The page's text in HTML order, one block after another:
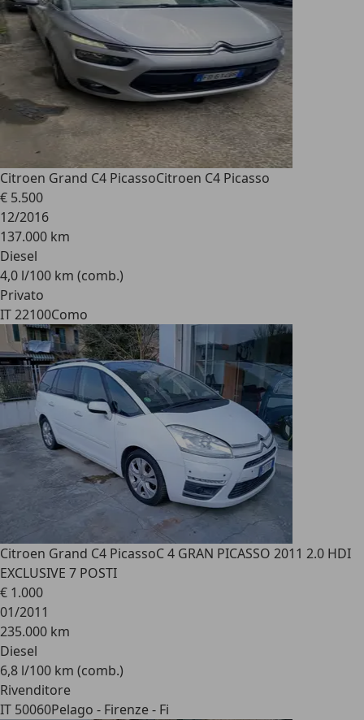
Citroen Grand C4 PicassoCitroen C4 Picasso
€ 5.500
12/2016
137.000 km
Diesel
4,0 l/100 km (comb.)
Privato
IT 22100Como
Citroen Grand C4 PicassoC 4 GRAN PICASSO 2011 2.0 HDI
EXCLUSIVE 7 POSTI
€ 1.000
01/2011
235.000 km
Diesel
6,8 l/100 km (comb.)
Rivenditore
IT 50060Pelago - Firenze - Fi